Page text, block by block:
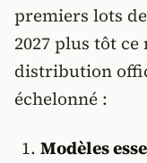
premiers lots
2027 plus tôt
distribution
échelonné :
Modèles